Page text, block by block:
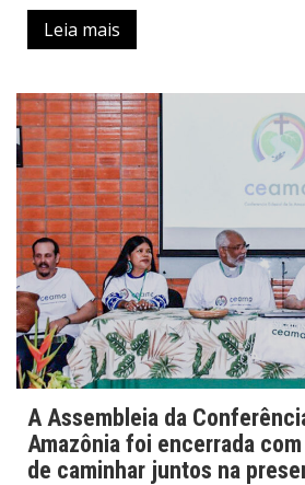
Leia mais
A Assembleia da
Amazônia foi encerrada
de caminhar juntos na